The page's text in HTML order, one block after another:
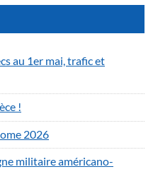
au 1er mai, trafic et
!
2026
militaire américano-